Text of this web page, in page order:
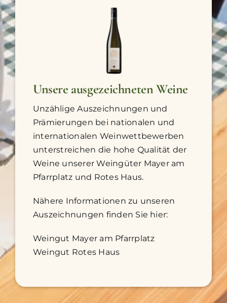
Unsere ausgezeichneten Weine
Unzählige Auszeichnungen und
Prämierungen bei nationalen und
internationalen Weinwettbewerben
unterstreichen die hohe Qualität der
Weine unserer Weingüter Mayer am
Pfarrplatz und Rotes Haus.
Nähere Informationen zu unseren
Auszeichnungen finden Sie hier:
Weingut Mayer am Pfarrplatz
Weingut Rotes Haus